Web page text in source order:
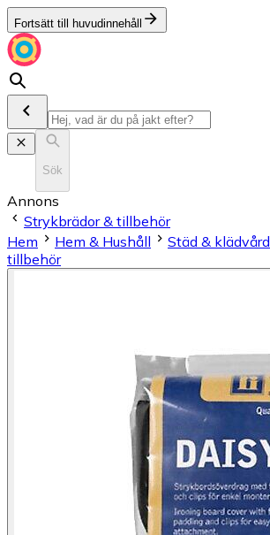
Fortsätt till huvudinnehåll
Sök
Annons
Strykbrädor & tillbehör
Hem
Hem & Hushåll Städ & klädvård
tillbehör